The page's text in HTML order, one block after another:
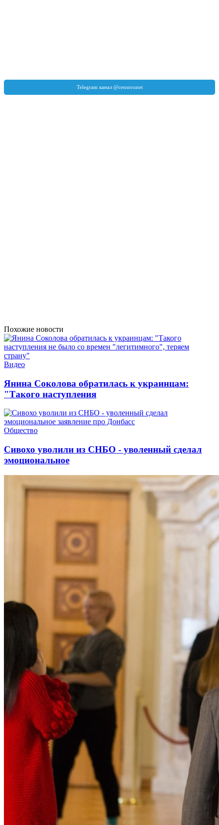
Похожие новости
Видео
Янина Соколова обратилась к украинцам:
"Такого наступления
Общество
Сивохо уволили из СНБО - уволенный сделал
эмоциональное